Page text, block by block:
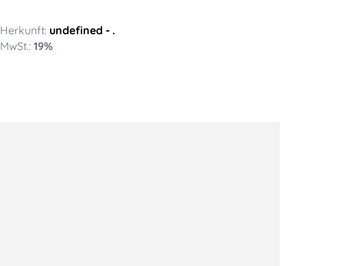
Herkunft: undefined - .
MwSt.:19%